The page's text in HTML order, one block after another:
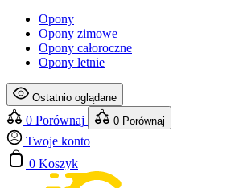
Opony
Opony zimowe
Opony całoroczne
Opony letnie
Ostatnio oglądane
0 Porównaj 0 Porównaj
Twoje konto
0 Koszyk